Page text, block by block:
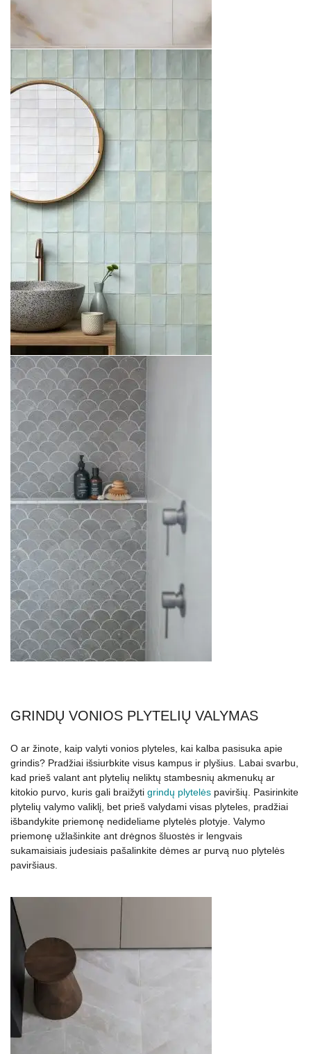
GRINDŲ VONIOS PLYTELIŲ VALYMAS
O ar žinote, kaip valyti vonios plyteles, kai kalba pasisuka apie
grindis? Pradžiai išsiurbkite visus kampus ir plyšius. Labai svarbu,
kad prieš valant ant plytelių neliktų stambesnių akmenukų ar
kitokio purvo, kuris gali braižyti grindų plytelės paviršių. Pasirinkite
plytelių valymo valiklį, bet prieš valydami visas plyteles, pradžiai
išbandykite priemonę nedideliame plytelės plotyje. Valymo
priemonę užlašinkite ant drėgnos šluostės ir lengvais
sukamaisiais judesiais pašalinkite dėmes ar purvą nuo plytelės
paviršiaus.